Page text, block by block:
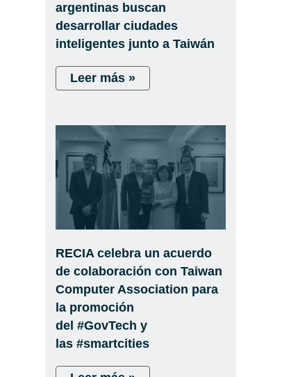
argentinas buscan
desarrollar ciudades
inteligentes junto a Taiwán
Leer más »
RECIA celebra un acuerdo
de colaboración con Taiwan
Computer Association para
la promoción
del #GovTech y
las #smartcities